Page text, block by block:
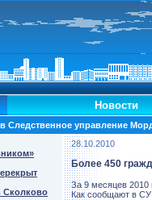
Новости
Следственное управление
Сколково
28.10.2010
Более 450
За 9 месяцев 2010
Как сообщают в